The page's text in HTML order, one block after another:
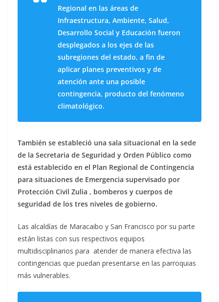
Regional en las áreas de
Infraestructura, Ambiente, Salud,
Desarrollo Social y Educación fueron
desplegados a los ejes de las
subregiones del estado, a fin de
aplicar planes preventivos y de
atención ante una posible
contingencia, producto del fenómeno
climatológico.
También se estableció una sala situacional en la sede
de la Secretaria de Seguridad y Orden Público como
está establecido en el Plan Regional de Contingencia
para situaciones de Emergencia supervisado por
Protección Civil Zulia , bomberos y cuerpos de
seguridad de los tres niveles de gobierno.
Las alcaldías de Maracaibo y San Francisco por su parte
están listas con sus respectivos equipos
multidisciplinarios para atender de manera efectiva las
contingencias que puedan presentarse en las parroquias
más vulnerables.